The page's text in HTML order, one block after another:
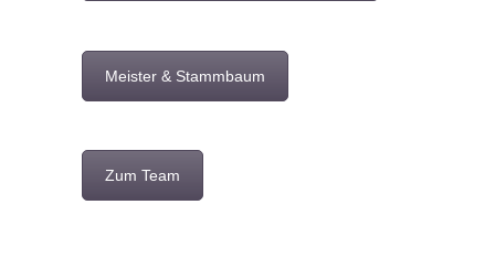
Meister & Stammbaum
Zum Team